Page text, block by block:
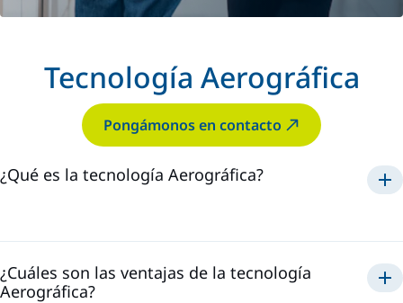
Tecnología Aerográfica
Pongámonos en contacto
¿Qué es la tecnología Aerográfica?
¿Cuáles son las ventajas de la tecnología
Aerográfica?